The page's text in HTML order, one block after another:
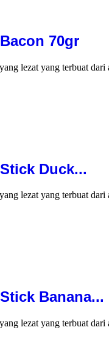
70gr
lezat yang terbuat dari
Duck...
lezat yang terbuat dari
Banana...
lezat yang terbuat dari